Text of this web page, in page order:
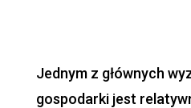
Jednym z głównych
gospodarki jest